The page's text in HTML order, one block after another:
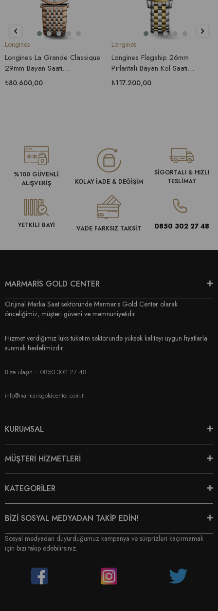
Longines
Longines La Grande Classique
29mm Bayan Saati
L4.512.1.91.7
₺80.600,00
Longines
Longines Flagship 26mm
Pırlantalı Bayan Kol Saati
L4.274.3.27.7
₺117.200,00
%100 GÜVENLİ
ALIŞVERİŞ
KOLAY İADE & DEĞİŞİM
SİGORTALI & HIZLI
TESLİMAT
YETKİLİ BAYİ VADE FARKSIZ TAKSİT 0850 302 27 48
MARMARİS GOLD CENTER
Orijinal Marka Saat sektöründe Marmaris Gold Center olarak
önceliğimiz, müşteri güveni ve memnuniyetidir.
Hizmet verdiğimiz lüks tüketim sektöründe yüksek kaliteyi uygun fiyatlarla
sunmak hedefimizdir.
Bize ulaşın : 0850 302 27 48
info@marmarisgoldcenter.com.tr
KURUMSAL
MÜŞTERİ HİZMETLERİ
KATEGORİLER
BİZİ SOSYAL MEDYADAN TAKİP EDİN!
Sosyal medyadan duyurduğumuz kampanya ve sürprizleri kaçırmamak
için bizi takip edebilirsiniz.